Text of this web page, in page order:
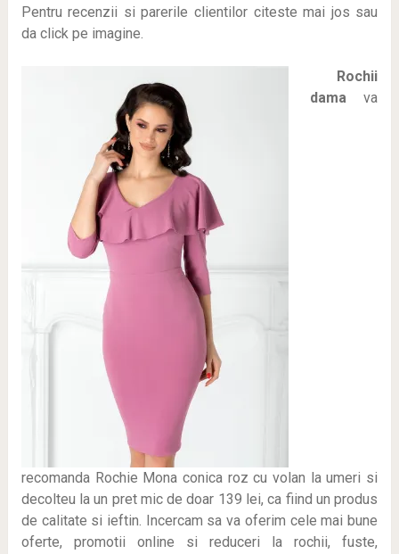
Pentru recenzii si parerile clientilor citeste mai jos sau
da click pe imagine.
Rochii
damava
recomanda Rochie Mona conica roz cu volan la umeri si
decolteu la un pret mic de doar 139 lei, ca fiind un produs
de calitate si ieftin. Incercam sa va oferim cele mai bune
oferte, promotii online si reduceri la rochii, fuste,